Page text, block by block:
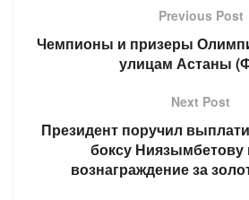
Previous Post
Чемпионы и призеры
улицам Астаны
Next Post
Президент поручил
боксу Ниязымбетову
вознаграждение за